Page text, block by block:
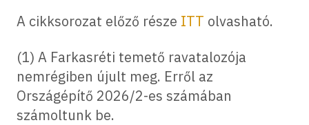
A cikksorozat előző része ITT olvasható.
(1) A Farkasréti temető ravatalozója
nemrégiben újult meg. Erről az
Országépítő 2026/2-es számában
számoltunk be.